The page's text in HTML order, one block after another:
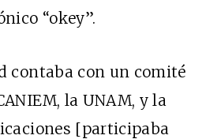
“okey”.
contaba con un comité
la UNAM, y la
[participaba